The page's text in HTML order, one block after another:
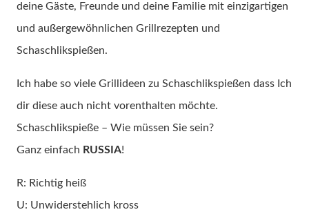
deine Gäste, Freunde und deine Familie mit einzigartigen
und außergewöhnlichen Grillrezepten und
Schaschlikspießen.
Ich habe so viele Grillideen zu Schaschlikspießen dass Ich
dir diese auch nicht vorenthalten möchte.
Schaschlikspieße – Wie müssen Sie sein?
Ganz einfach RUSSIA!
R: Richtig heiß
U: Unwiderstehlich kross